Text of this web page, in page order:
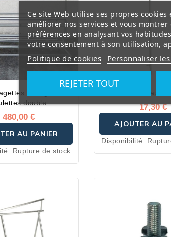
3 étages à
double
480,00 €
AU PANIER
Rupture de stock
Barre de tréteau
17,30 €
AJOUTER AU
Disponibilité:
Ce site Web utilise ses propres
améliorer nos services et vous montrer
préférences en analysant vos
votre consentement à son utilisation,
Politique de cookies Personnaliser
REJETER TOUT